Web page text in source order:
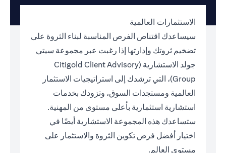
الاستثمارات العالمية
سيساعدك اقتناص الفرص المناسبة لبناء الثروة على
تضخيم ثروتك وإدارتها إذا رغبت عبر مجموعة سيتي
جولد الاستشارية (Citigold Client Advisory
Group)، التي ترشدك إلى استراتيجيات الاستثمار
العالمية ومستجدات السوق، وتزودك بخدمات
استشارية استثمارية بأعلى مستوى من المهنية.
ستساعدك هذه المجموعة الاستشارية أيضًا في
اختيار أفضل فرص تكوين الثروة والاستثمار على
مستوى العالم.